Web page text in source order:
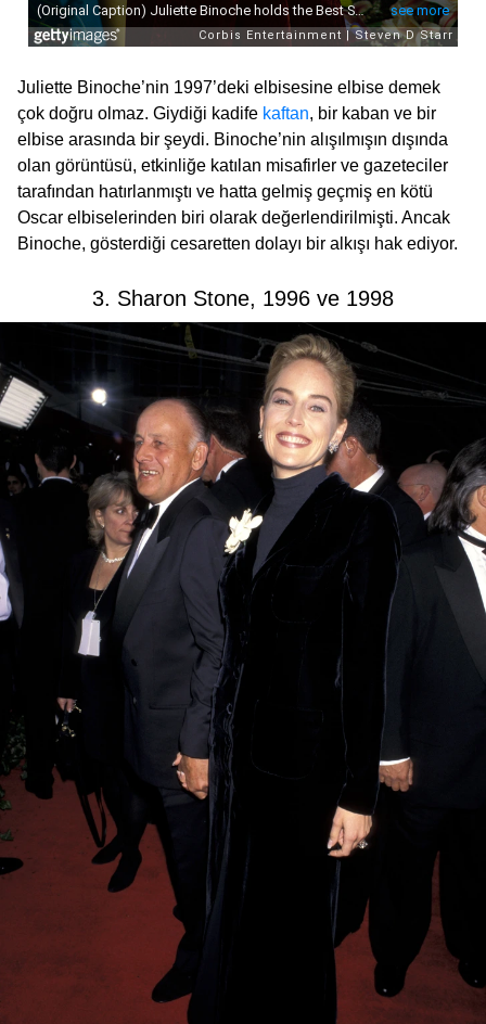
Juliette Binoche’nin 1997’deki elbisesine elbise demek
çok doğru olmaz. Giydiği kadife kaftan, bir kaban ve bir
elbise arasında bir şeydi. Binoche’nin alışılmışın dışında
olan görüntüsü, etkinliğe katılan misafirler ve gazeteciler
tarafından hatırlanmıştı ve hatta gelmiş geçmiş en kötü
Oscar elbiselerinden biri olarak değerlendirilmişti. Ancak
Binoche, gösterdiği cesaretten dolayı bir alkışı hak ediyor.
3. Sharon Stone, 1996 ve 1998